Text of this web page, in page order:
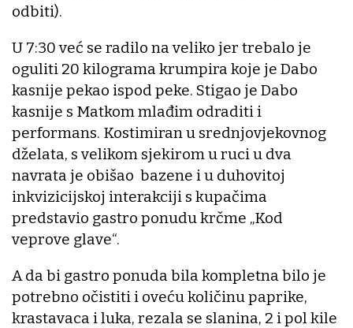
odbiti).
U 7:30 već se radilo na veliko jer trebalo je
oguliti 20 kilograma krumpira koje je Dabo
kasnije pekao ispod peke. Stigao je Dabo
kasnije s Matkom mlađim odraditi i
performans. Kostimiran u srednjovjekovnog
dželata, s velikom sjekirom u ruci u dva
navrata je obišao bazene i u duhovitoj
inkvizicijskoj interakciji s kupačima
predstavio gastro ponudu krčme „Kod
veprove glave“.
A da bi gastro ponuda bila kompletna bilo je
potrebno očistiti i oveću količinu paprike,
krastavaca i luka, rezala se slanina, 2 i pol kile